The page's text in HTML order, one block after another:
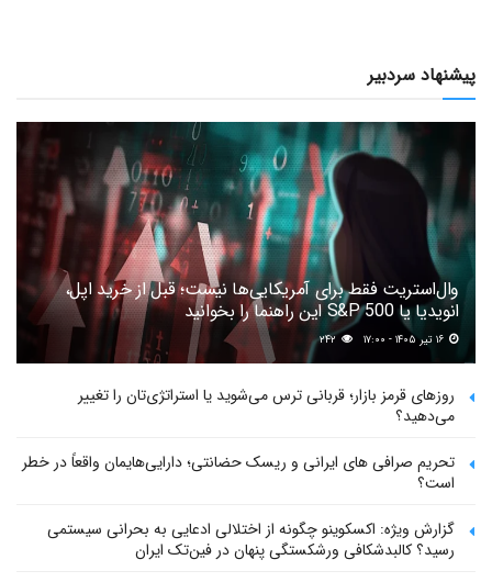
پیشنهاد سردبیر
وال‌استریت فقط برای آمریکایی‌ها نیست؛ قبل از خرید اپل،
انویدیا یا S&P 500 این راهنما را بخوانید
۲۴۲
روزهای قرمز بازار؛ قربانی ترس می‌شوید یا استراتژی‌تان را تغییر
می‌دهید؟
تحریم صرافی های ایرانی و ریسک حضانتی؛ دارایی‌هایمان واقعاً در خطر
است؟
گزارش ویژه: اکسکوینو چگونه از اختلالی ادعایی به بحرانی سیستمی
رسید؟ کالبدشکافی ورشکستگی پنهان در فین‌تک ایران